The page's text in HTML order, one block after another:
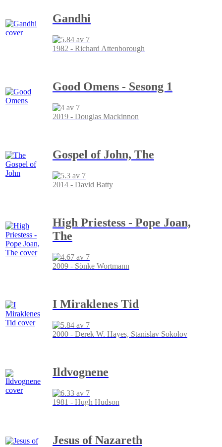
Gandhi
1982 - Richard Attenborough
Good Omens - Sesong 1
2019 - Douglas Mackinnon
Gospel of John, The
2014 - David Batty
High Priestess - Pope Joan,
The
2009 - Sönke Wortmann
I Miraklenes Tid
2000 - Derek W. Hayes, Stanislav Sokolov
Ildvognene
1981 - Hugh Hudson
Jesus of Nazareth